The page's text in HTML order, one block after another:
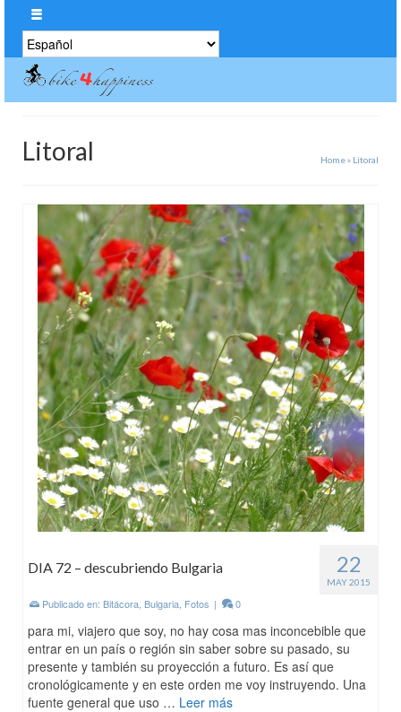
Elegir
un
idioma
Litoral Home» Litoral
22
MAY 2015
DIA 72 – descubriendo Bulgaria
Publicado en: Bitácora Bulgaria Fotos | 0
para mi, viajero que soy, no hay cosa mas inconcebible que
entrar en un país o región sin saber sobre su pasado, su
presente y también su proyección a futuro. Es así que
cronológicamente y en este orden me voy instruyendo. Una
fuente general que uso … Leer más